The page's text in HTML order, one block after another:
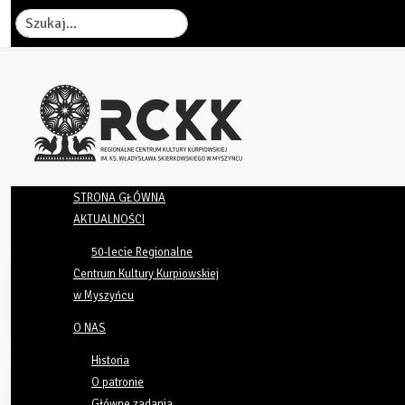
Szukaj
STRONA GŁÓWNA
AKTUALNOŚCI
50-lecie Regionalne
Centrum Kultury Kurpiowskiej
w Myszyńcu
O NAS
Historia
O patronie